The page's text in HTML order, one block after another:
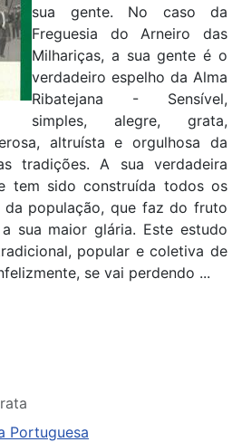
sua gente. No caso da
Freguesia do Arneiro das
Milhariças, a sua gente é o
verdadeiro espelho da Alma
Ribatejana - Sensível,
simples, alegre, grata,
altruísta e orgulhosa da
tradições. A sua verdadeira
tem sido construída todos os
população, que faz do fruto
sua maior glária. Este estudo
popular e coletiva de
se vai perdendo ...
Portuguesa